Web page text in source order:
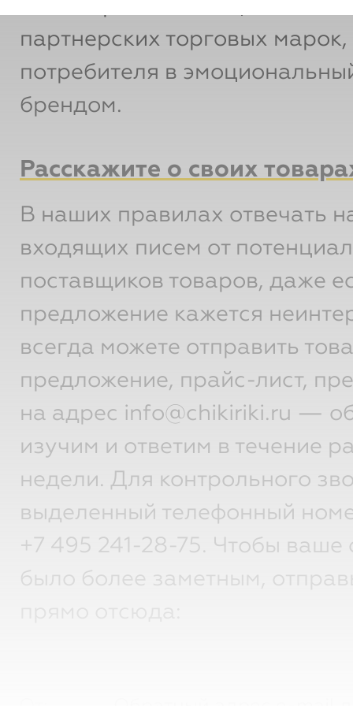
партнерских торговых
потребителя в
брендом.
Расскажите о своих
В наших правилах отвечать
входящих писем от
поставщиков товаров, даже
предложение кажется
всегда можете отправить
предложение, прайс-лист,
на адрес info@chikiriki.ru —
изучим и ответим в течение
недели. Для контрольного
выделенный телефонный
+7 495 241-28-75. Чтобы ваше
было более заметным,